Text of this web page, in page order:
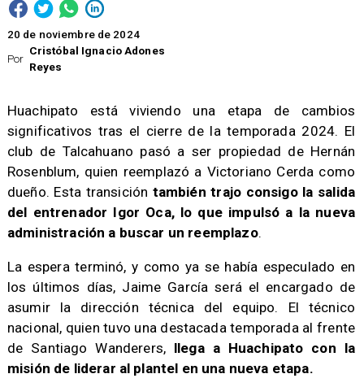
Por
Cristóbal Ignacio Adones
Reyes
20 de noviembre de 2024
Huachipato está viviendo una etapa de cambios
significativos tras el cierre de la temporada 2024. El
club de Talcahuano pasó a ser propiedad de Hernán
Rosenblum, quien reemplazó a Victoriano Cerda como
dueño. Esta transición también trajo consigo la salida
del entrenador Igor Oca, lo que impulsó a la nueva
administración a buscar un reemplazo.
La espera terminó, y como ya se había especulado en
los últimos días, Jaime García será el encargado de
asumir la dirección técnica del equipo. El técnico
nacional, quien tuvo una destacada temporada al frente
de Santiago Wanderers, llega a Huachipato con la
misión de liderar al plantel en una nueva etapa.